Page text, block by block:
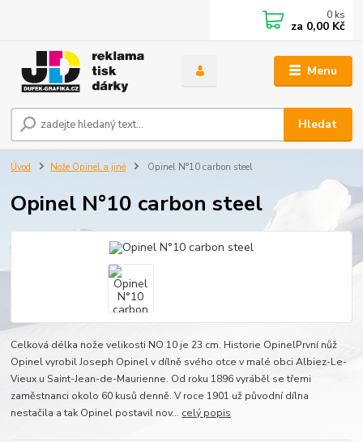
Menu
Hledat
0 ks
za 0,00 Kč
Úvod Nože Opinel a jiné Opinel N°10 carbon steel
Opinel N°10 carbon steel
Celková délka nože velikosti NO 10 je 23 cm. Historie OpinelPrvní nůž
Opinel vyrobil Joseph Opinel v dílně svého otce v malé obci Albiez-Le-
Vieux u Saint-Jean-de-Maurienne. Od roku 1896 vyráběl se třemi
zaměstnanci okolo 60 kusů denně. V roce 1901 už původní dílna
nestačila a tak Opinel postavil nov... celý popis